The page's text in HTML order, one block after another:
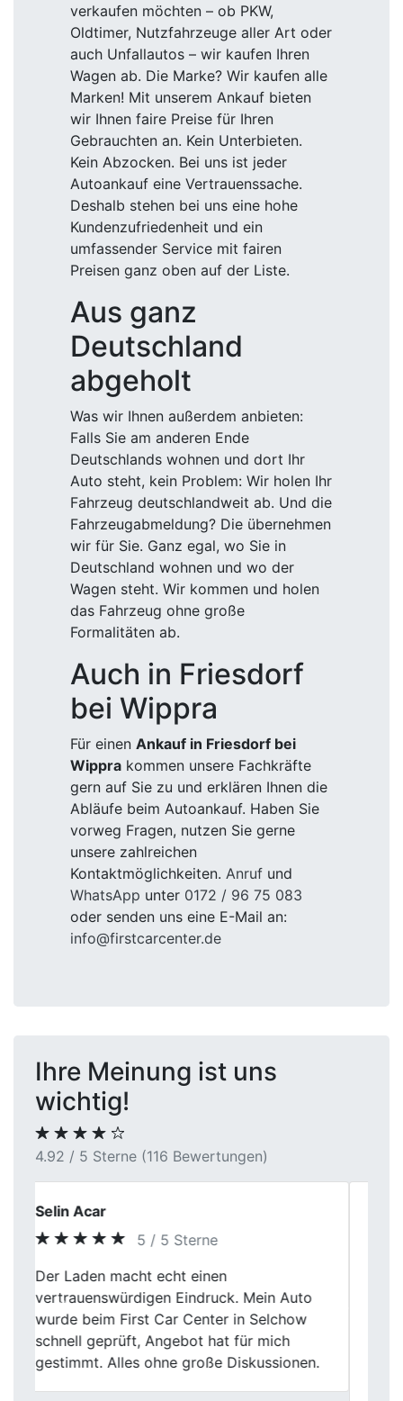
verkaufen möchten – ob PKW,
Oldtimer, Nutzfahrzeuge aller Art oder
auch Unfallautos – wir kaufen Ihren
Wagen ab. Die Marke? Wir kaufen alle
Marken! Mit unserem Ankauf bieten
wir Ihnen faire Preise für Ihren
Gebrauchten an. Kein Unterbieten.
Kein Abzocken. Bei uns ist jeder
Autoankauf eine Vertrauenssache.
Deshalb stehen bei uns eine hohe
Kundenzufriedenheit und ein
umfassender Service mit fairen
Preisen ganz oben auf der Liste.
Aus ganz
Deutschland
abgeholt
Was wir Ihnen außerdem anbieten:
Falls Sie am anderen Ende
Deutschlands wohnen und dort Ihr
Auto steht, kein Problem: Wir holen Ihr
Fahrzeug deutschlandweit ab. Und die
Fahrzeugabmeldung? Die übernehmen
wir für Sie. Ganz egal, wo Sie in
Deutschland wohnen und wo der
Wagen steht. Wir kommen und holen
das Fahrzeug ohne große
Formalitäten ab.
Auch in Friesdorf
bei Wippra
Für einen Ankauf in Friesdorf bei
Wippra kommen unsere Fachkräfte
gern auf Sie zu und erklären Ihnen die
Abläufe beim Autoankauf. Haben Sie
vorweg Fragen, nutzen Sie gerne
unsere zahlreichen
Kontaktmöglichkeiten. Anruf und
WhatsApp unter 0172 / 96 75 083
oder senden uns eine E-Mail an:
info@firstcarcenter.de
Ihre Meinung ist uns
wichtig!
4.92 / 5 Sterne (116 Bewertungen)
Andrej
5 / 5 Sterne
Zuverlässiger Autoankauf, auf den man
sich verlassen kann! First hat meinen
defekten Wagen abgekauft, ohne dass ich
mich um Reparaturen kümmern musste.
Die faire Bewertung und die schnelle
Previous